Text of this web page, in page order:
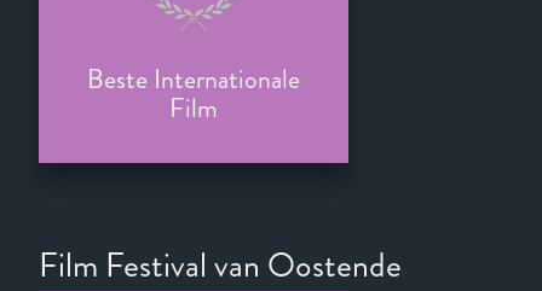
Beste Internationale
Film
Film Festival van Oostende